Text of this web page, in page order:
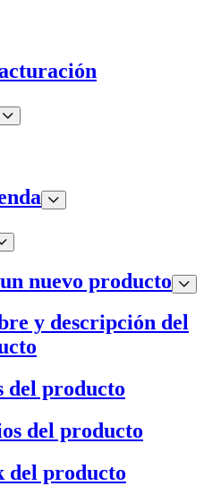
nuevo producto
y descripción del
del producto
del producto
del producto